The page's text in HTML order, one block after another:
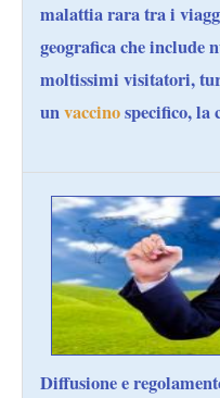
malattia rara tra i
geografica che include
moltissimi visitatori,
unvaccinospecifico, la
Diffusione e